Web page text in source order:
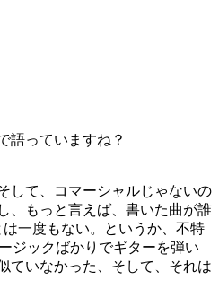
語っていますね？
して、コマーシャルじゃないの
、もっと言えば、書いた曲が誰
一度もない。というか、不特
ジックばかりでギターを弾い
ていなかった、そして、それは